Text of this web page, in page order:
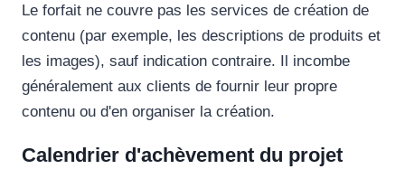
Le forfait ne couvre pas les services de création de
contenu (par exemple, les descriptions de produits et
les images), sauf indication contraire. Il incombe
généralement aux clients de fournir leur propre
contenu ou d'en organiser la création.
Calendrier d'achèvement du projet